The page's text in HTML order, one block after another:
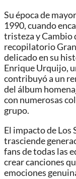
Su época de
1990, cuando
tristeza y Cambio
recopilatorio
delicado en su
Enrique Urquijo,
contribuyó a un
del álbum
con numerosas
grupo.
El impacto de Los
trasciende
fans de todas las
crear canciones
emociones